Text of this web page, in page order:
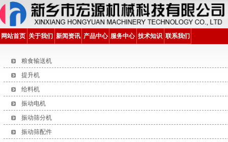
网站首页 关于我们 新闻资讯 产品中心 服务中心 技术知识 联系我们
粮食输送机
提升机
给料机
振动电机
振动筛分机
振动筛配件